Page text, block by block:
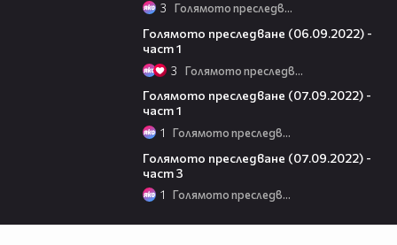
3 Голямото преследване
Голямото преследване (06.09.2022) -
част 1
3 Голямото преследване
Голямото преследване (07.09.2022) -
част 1
1 Голямото преследване
Голямото преследване (07.09.2022) -
част 3
1 Голямото преследване